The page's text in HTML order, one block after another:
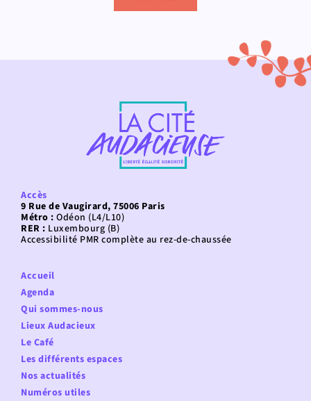
Accès
9 Rue de Vaugirard, 75006 Paris
Métro : Odéon (L4/L10)
RER : Luxembourg (B)
Accessibilité PMR complète au rez-de-chaussée
Accueil
Agenda
Qui sommes-nous
Lieux Audacieux
Le Café
Les différents espaces
Nos actualités
Numéros utiles